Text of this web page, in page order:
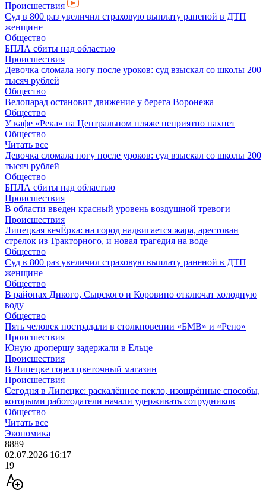
Происшествия
Суд в 800 раз увеличил страховую выплату раненой в ДТП
женщине
Общество
БПЛА сбиты над областью
Происшествия
Девочка сломала ногу после уроков: суд взыскал со школы 200
тысяч рублей
Общество
Велопарад остановит движение у берега Воронежа
Общество
У кафе «Река» на Центральном пляже неприятно пахнет
Общество
Читать все
Девочка сломала ногу после уроков: суд взыскал со школы 200
тысяч рублей
Общество
БПЛА сбиты над областью
Происшествия
В области введен красный уровень воздушной тревоги
Происшествия
Липецкая вечЁрка: на город надвигается жара, арестован
стрелок из Тракторного, и новая трагедия на воде
Общество
Суд в 800 раз увеличил страховую выплату раненой в ДТП
женщине
Общество
В районах Дикого, Сырского и Коровино отключат холодную
воду
Общество
Пять человек пострадали в столкновении «БМВ» и «Рено»
Происшествия
Юную дропершу задержали в Ельце
Происшествия
В Липецке горел цветочный магазин
Происшествия
Сегодня в Липецке: раскалённое пекло, изощрённые способы,
которыми работодатели начали удерживать сотрудников
Общество
Читать все
Экономика
8889
02.07.2026 16:17
19